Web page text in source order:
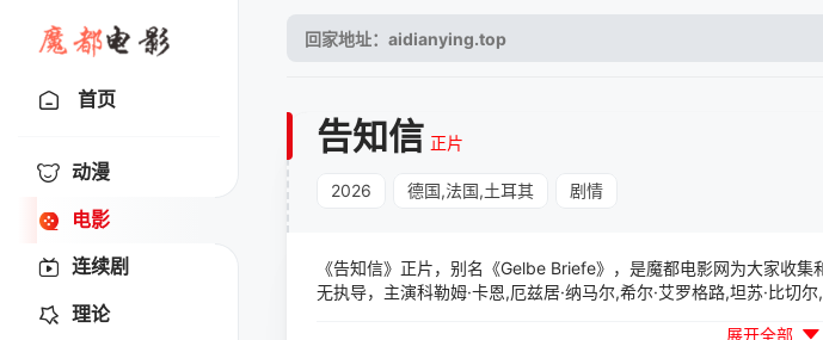
首页
动漫
电影
连续剧
理论
告知信 正片
2026 德国,法国,土耳其 剧情
《告知信》正片，别名《Gelbe Briefe》，是魔都电影网为大家收
无执导，主演科勒姆·卡恩,厄兹居·纳马尔,希尔·艾罗格路,坦苏·比切
展开全部